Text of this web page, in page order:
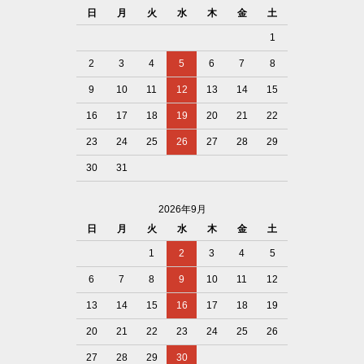
日
月 火 水 木 金 土
1
2 3 4 5 6 7 8
9 10 11 12 13 14 15
16 17 18 19 20 21 22
23 24 25 26 27 28 29
30 31
2026年9月
日
月 火 水 木 金 土
1 2 3 4 5
6 7 8 9 10 11 12
13 14 15 16 17 18 19
20 21 22 23 24 25 26
27 28 29 30